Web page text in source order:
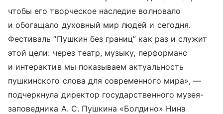
чтобы его творческое наследие волновало
и обогащало духовный мир людей и сегодня.
Фестиваль “Пушкин без границ” как раз и служит
этой цели: через театр, музыку, перформанс
и интерактив мы показываем актуальность
пушкинского слова для современного мира», —
подчеркнула директор государственного музея-
заповедника А. С. Пушкина «Болдино» Нина